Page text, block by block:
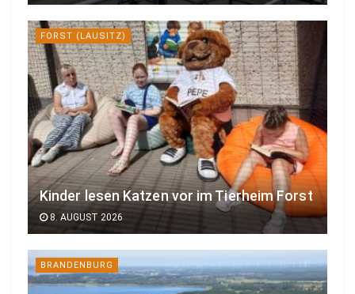
FORST (LAUSITZ)
Kinder lesen Katzen vor im Tierheim Forst
8. AUGUST 2026
BRANDENBURG